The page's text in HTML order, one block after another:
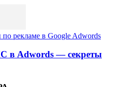
рекламе в Google Adwords
в Adwords — секреты